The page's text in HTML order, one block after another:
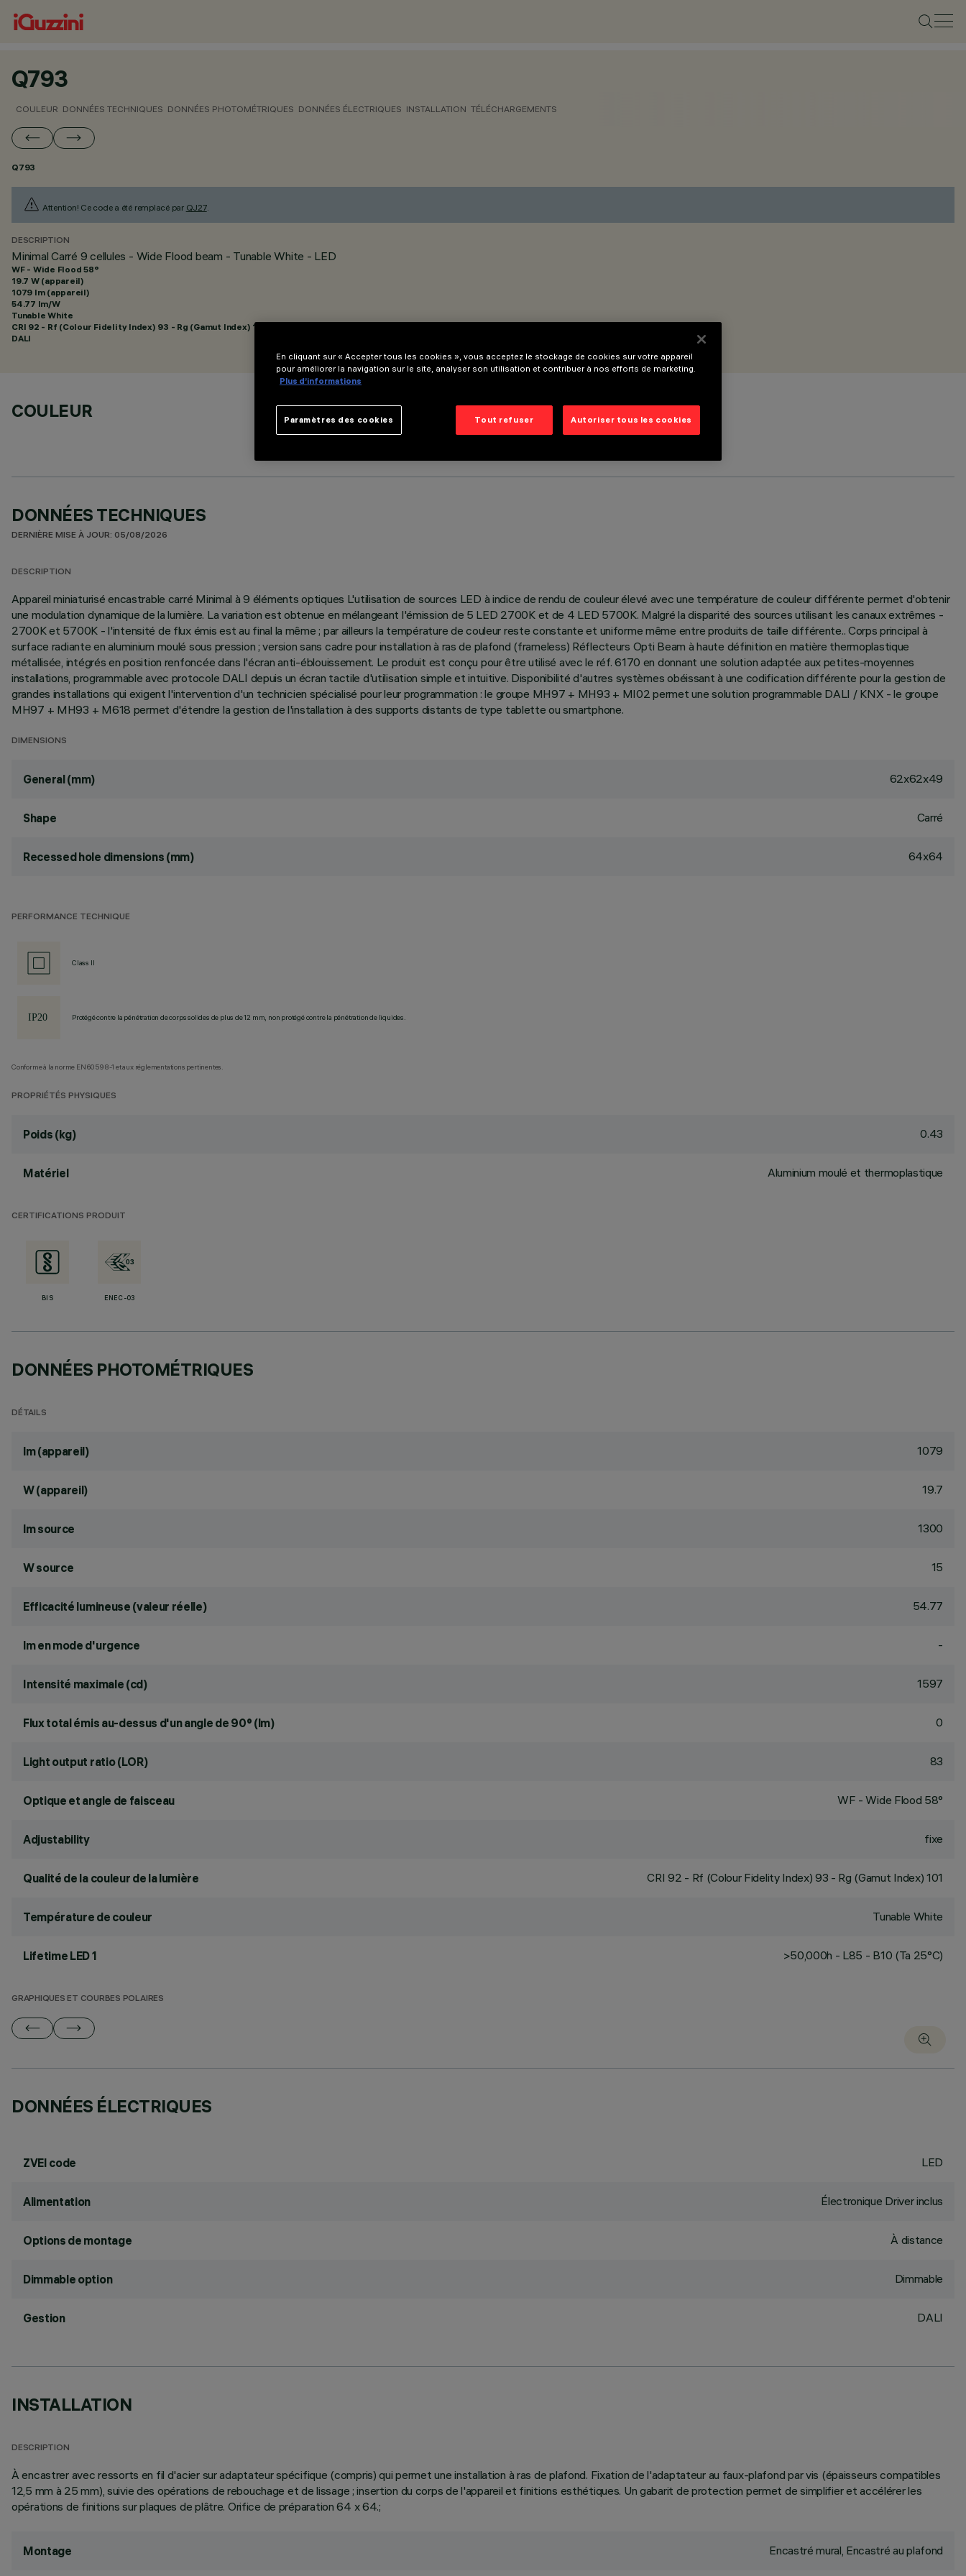
Q793
COULEUR DONNÉES TECHNIQUES DONNÉES PHOTOMÉTRIQUES DONNÉES ÉLECTRIQUES INSTALLATION TÉLÉCHARGEMENTS
Q793
Attention! Ce code a été remplacé par QJ27.
DESCRIPTION
Minimal Carré 9 cellules - Wide Flood beam - Tunable White - LED
WF - Wide Flood 58°
19.7 W (appareil)
1079 lm (appareil)
54.77 lm/W
Tunable White
CRI 92 - Rf (Colour Fidelity Index) 93 - Rg (Gamut Index) 101
DALI
COULEUR
DONNÉES TECHNIQUES
DERNIÈRE MISE À JOUR: 05/08/2026
DESCRIPTION
Appareil miniaturisé encastrable carré Minimal à 9 éléments optiques L'utilisation de sources LED à indice de rendu de couleur élevé avec une température de couleur différente permet d'obtenir
une modulation dynamique de la lumière. La variation est obtenue en mélangeant l'émission de 5 LED 2700K et de 4 LED 5700K. Malgré la disparité des sources utilisant les canaux extrêmes -
2700K et 5700K - l'intensité de flux émis est au final la même ; par ailleurs la température de couleur reste constante et uniforme même entre produits de taille différente.. Corps principal à
surface radiante en aluminium moulé sous pression ; version sans cadre pour installation à ras de plafond (frameless) Réflecteurs Opti Beam à haute définition en matière thermoplastique
métallisée, intégrés en position renfoncée dans l'écran anti-éblouissement. Le produit est conçu pour être utilisé avec le réf. 6170 en donnant une solution adaptée aux petites-moyennes
installations, programmable avec protocole DALI depuis un écran tactile d'utilisation simple et intuitive. Disponibilité d'autres systèmes obéissant à une codification différente pour la gestion de
grandes installations qui exigent l'intervention d'un technicien spécialisé pour leur programmation : le groupe MH97 + MH93 + MI02 permet une solution programmable DALI / KNX - le groupe
MH97 + MH93 + M618 permet d'étendre la gestion de l'installation à des supports distants de type tablette ou smartphone.
DIMENSIONS
General (mm) 62x62x49
Shape Carré
Recessed hole dimensions (mm) 64x64
PERFORMANCE TECHNIQUE
Class II
Protégé contre la pénétration de corps solides de plus de 12 mm, non protégé contre la pénétration de liquides.
Conforme à la norme EN60598-1 et aux réglementations pertinentes.
PROPRIÉTÉS PHYSIQUES
Poids (kg) 0.43
Matériel Aluminium moulé et thermoplastique
CERTIFICATIONS PRODUIT
BIS ENEC-03
DONNÉES PHOTOMÉTRIQUES
DÉTAILS
lm (appareil) 1079
W (appareil) 19.7
lm source 1300
W source 15
Efficacité lumineuse (valeur réelle) 54.77
lm en mode d'urgence -
Intensité maximale (cd) 1597
Flux total émis au-dessus d'un angle de 90° (lm) 0
Light output ratio (LOR) 83
Optique et angle de faisceau WF - Wide Flood 58°
Adjustability fixe
Qualité de la couleur de la lumière CRI92 - Rf (Colour Fidelity Index) 93 - Rg (Gamut Index) 101
Température de couleur Tunable White
Lifetime LED 1 >50,000h - L85 - B10 (Ta 25°C)
GRAPHIQUES ET COURBES POLAIRES
DONNÉES ÉLECTRIQUES
ZVEI code LED
Alimentation Électronique Driver inclus
Options de montage À distance
Dimmable option Dimmable
Gestion DALI
INSTALLATION
DESCRIPTION
À encastrer avec ressorts en fil d'acier sur adaptateur spécifique (compris) qui permet une installation à ras de plafond. Fixation de l'adaptateur au faux-plafond par vis (épaisseurs compatibles
12,5 mm à 25 mm), suivie des opérations de rebouchage et de lissage ; insertion du corps de l'appareil et finitions esthétiques. Un gabarit de protection permet de simplifier et accélérer les
opérations de finitions sur plaques de plâtre. Orifice de préparation 64 x 64.;
Montage Encastré mural, Encastré au plafond
En cliquant sur « Accepter tous les cookies », vous acceptez le stockage de cookies sur votre appareil
pour améliorer la navigation sur le site, analyser son utilisation et contribuer à nos efforts de marketing.
Plus d’informations
Tout refuser Autoriser tous les cookies
Paramètres des cookies